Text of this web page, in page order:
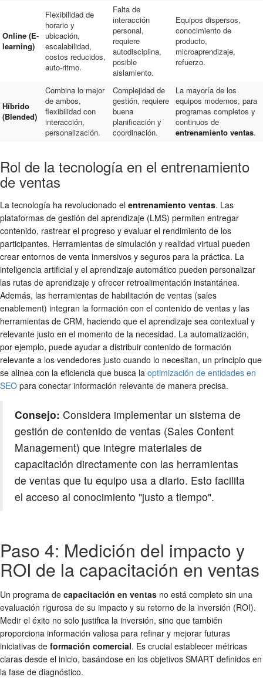
Online (E-
learning)
Flexibilidad de
horario y
ubicación,
escalabilidad,
costos reducidos,
auto-ritmo.
Falta de
interacción
personal,
requiere
autodisciplina,
posible
aislamiento.
Equipos dispersos,
conocimiento de
producto,
microaprendizaje,
refuerzo.
Híbrido
(Blended)
Combina lo mejor
de ambos,
flexibilidad con
interacción,
personalización.
Complejidad de
gestión, requiere
buena
planificación y
coordinación.
La mayoría de los
equipos modernos, para
programas completos y
continuos de
entrenamiento ventas.
Rol de la tecnología en el entrenamiento
de ventas
La tecnología ha revolucionado el entrenamiento ventas. Las
plataformas de gestión del aprendizaje (LMS) permiten entregar
contenido, rastrear el progreso y evaluar el rendimiento de los
participantes. Herramientas de simulación y realidad virtual pueden
crear entornos de venta inmersivos y seguros para la práctica. La
inteligencia artificial y el aprendizaje automático pueden personalizar
las rutas de aprendizaje y ofrecer retroalimentación instantánea.
Además, las herramientas de habilitación de ventas (sales
enablement) integran la formación con el contenido de ventas y las
herramientas de CRM, haciendo que el aprendizaje sea contextual y
relevante justo en el momento de la necesidad. La automatización,
por ejemplo, puede ayudar a distribuir contenido de formación
relevante a los vendedores justo cuando lo necesitan, un principio que
se alinea con la eficiencia que busca la optimización de entidades en
SEO para conectar información relevante de manera precisa.
Consejo: Considera implementar un sistema de
gestión de contenido de ventas (Sales Content
Management) que integre materiales de
capacitación directamente con las herramientas
de ventas que tu equipo usa a diario. Esto facilita
el acceso al conocimiento "justo a tiempo".
Paso 4: Medición del impacto y
ROI de la capacitación en ventas
Un programa de capacitación en ventas no está completo sin una
evaluación rigurosa de su impacto y su retorno de la inversión (ROI).
Medir el éxito no solo justifica la inversión, sino que también
proporciona información valiosa para refinar y mejorar futuras
iniciativas de formación comercial. Es crucial establecer métricas
claras desde el inicio, basándose en los objetivos SMART definidos en
la fase de diagnóstico.